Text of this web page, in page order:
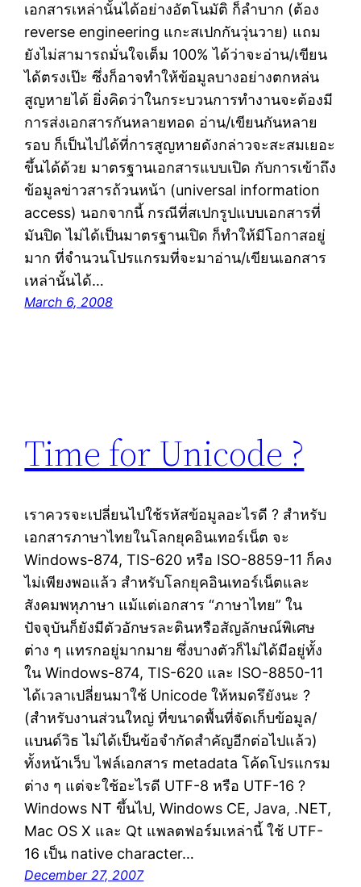
เอกสารเหล่านั้นได้อย่างอัตโนมัติ ก็ลำบาก (ต้อง
reverse engineering แกะสเปกกันวุ่นวาย) แถม
ยังไม่สามารถมั่นใจเต็ม 100% ได้ว่าจะอ่าน/เขียน
ได้ตรงเป๊ะ ซึ่งก็อาจทำให้ข้อมูลบางอย่างตกหล่น
สูญหายได้ ยิ่งคิดว่าในกระบวนการทำงานจะต้องมี
การส่งเอกสารกันหลายทอด อ่าน/เขียนกันหลาย
รอบ ก็เป็นไปได้ที่การสูญหายดังกล่าวจะสะสมเยอะ
ขึ้นได้ด้วย มาตรฐานเอกสารแบบเปิด กับการเข้าถึง
ข้อมูลข่าวสารถ้วนหน้า (universal information
access) นอกจากนี้ กรณีที่สเปกรูปแบบเอกสารที่
มันปิด ไม่ได้เป็นมาตรฐานเปิด ก็ทำให้มีโอกาสอยู่
มาก ที่จำนวนโปรแกรมที่จะมาอ่าน/เขียนเอกสาร
เหล่านั้นได้…
March 6, 2008
Time for Unicode ?
เราควรจะเปลี่ยนไปใช้รหัสข้อมูลอะไรดี ? สำหรับ
เอกสารภาษาไทยในโลกยุคอินเทอร์เน็ต จะ
Windows-874, TIS-620 หรือ ISO-8859-11 ก็คง
ไม่เพียงพอแล้ว สำหรับโลกยุคอินเทอร์เน็ตและ
สังคมพหุภาษา แม้แต่เอกสาร “ภาษาไทย” ใน
ปัจจุบันก็ยังมีตัวอักษรละตินหรือสัญลักษณ์พิเศษ
ต่าง ๆ แทรกอยู่มากมาย ซึ่งบางตัวก็ไม่ได้มีอยู่ทั้ง
ใน Windows-874, TIS-620 และ ISO-8850-11
ได้เวลาเปลี่ยนมาใช้ Unicode ให้หมดรึยังนะ ?
(สำหรับงานส่วนใหญ่ ที่ขนาดพื้นที่จัดเก็บข้อมูล/
แบนด์วิธ ไม่ได้เป็นข้อจำกัดสำคัญอีกต่อไปแล้ว)
ทั้งหน้าเว็บ ไฟล์เอกสาร metadata โค้ดโปรแกรม
ต่าง ๆ แต่จะใช้อะไรดี UTF-8 หรือ UTF-16 ?
Windows NT ขึ้นไป, Windows CE, Java, .NET,
Mac OS X และ Qt แพลตฟอร์มเหล่านี้ ใช้ UTF-
16 เป็น native character…
December 27, 2007